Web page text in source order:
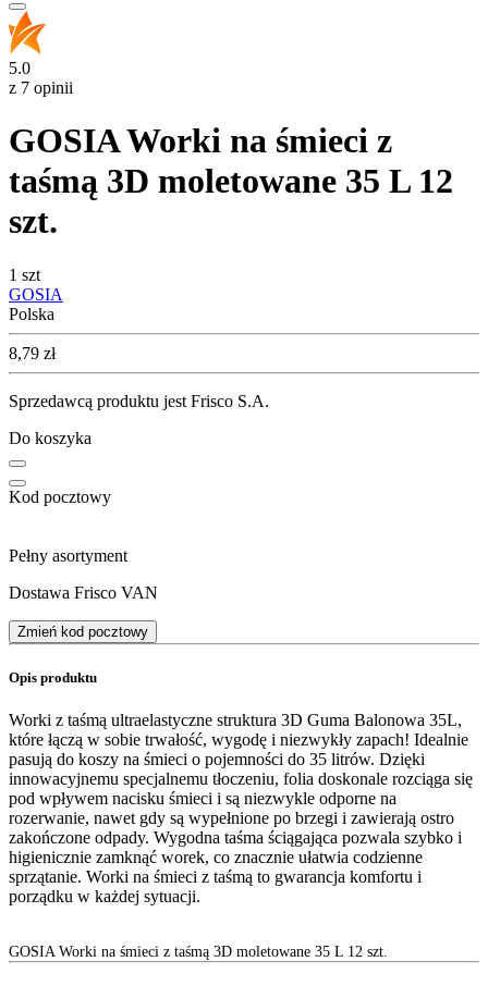
5.0
z 7 opinii
GOSIA Worki na śmieci z
taśmą 3D moletowane 35 L 12
szt.
1 szt
GOSIA
Polska
Cena
8,79 zł
Sprzedawcą produktu jest Frisco S.A.
Do koszyka
Kod pocztowy
Pełny asortyment
Dostawa Frisco VAN
Zmień kod pocztowy
Opis produktu
Worki z taśmą ultraelastyczne struktura 3D Guma Balonowa 35L,
które łączą w sobie trwałość, wygodę i niezwykły zapach! Idealnie
pasują do koszy na śmieci o pojemności do 35 litrów. Dzięki
innowacyjnemu specjalnemu tłoczeniu, folia doskonale rozciąga się
pod wpływem nacisku śmieci i są niezwykle odporne na
rozerwanie, nawet gdy są wypełnione po brzegi i zawierają ostro
zakończone odpady. Wygodna taśma ściągająca pozwala szybko i
higienicznie zamknąć worek, co znacznie ułatwia codzienne
sprzątanie. Worki na śmieci z taśmą to gwarancja komfortu i
porządku w każdej sytuacji.
GOSIA Worki na śmieci z taśmą 3D moletowane 35 L 12 szt.